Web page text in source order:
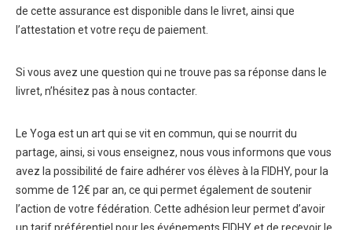
de cette assurance est disponible dans le livret, ainsi que
l’attestation et votre reçu de paiement.
Si vous avez une question qui ne trouve pas sa réponse dans le
livret, n’hésitez pas à nous contacter.
Le Yoga est un art qui se vit en commun, qui se nourrit du
partage, ainsi, si vous enseignez, nous vous informons que vous
avez la possibilité de faire adhérer vos élèves à la FIDHY, pour la
somme de 12€ par an, ce qui permet également de soutenir
l’action de votre fédération. Cette adhésion leur permet d’avoir